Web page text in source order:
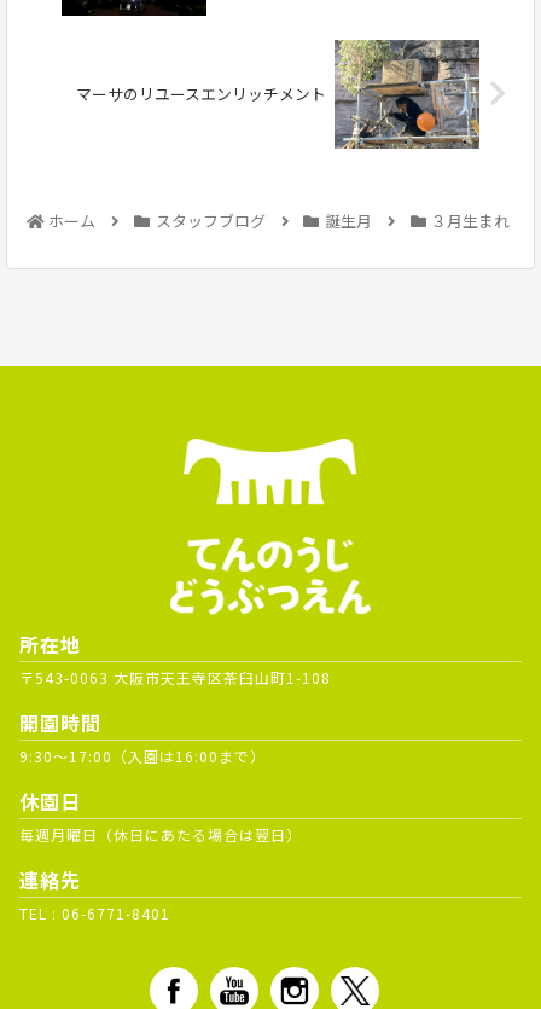
マーサのリユースエンリッチメント
ホーム スタッフブログ 誕生月 ３月生まれ
所在地
〒543-0063 大阪市天王寺区茶臼山町1-108
開園時間
9:30～17:00（入園は16:00まで）
休園日
毎週月曜日（休日にあたる場合は翌日）
連絡先
TEL : 06-6771-8401